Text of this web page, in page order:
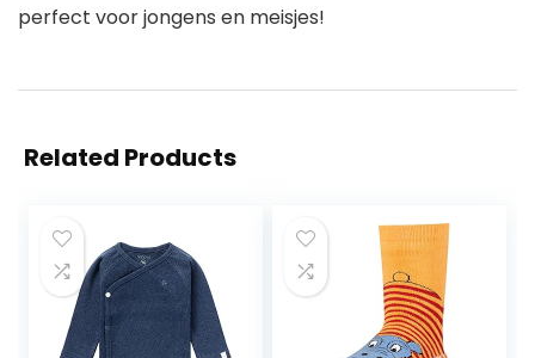
perfect voor jongens en meisjes!
Related Products